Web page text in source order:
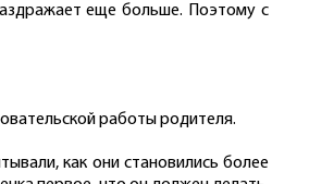
еще больше. Поэтому с
работы родителя.
как они становились более